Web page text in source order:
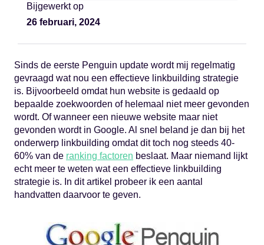
Bijgewerkt op
26 februari, 2024
Sinds de eerste Penguin update wordt mij regelmatig
gevraagd wat nou een effectieve linkbuilding strategie
is. Bijvoorbeeld omdat hun website is gedaald op
bepaalde zoekwoorden of helemaal niet meer gevonden
wordt. Of wanneer een nieuwe website maar niet
gevonden wordt in Google. Al snel beland je dan bij het
onderwerp linkbuilding omdat dit toch nog steeds 40-
60% van de ranking factoren beslaat. Maar niemand lijkt
echt meer te weten wat een effectieve linkbuilding
strategie is. In dit artikel probeer ik een aantal
handvatten daarvoor te geven.